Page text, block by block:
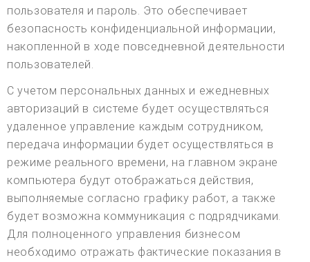
пользователя и пароль. Это обеспечивает
безопасность конфиденциальной информации,
накопленной в ходе повседневной деятельности
пользователей.
С учетом персональных данных и ежедневных
авторизаций в системе будет осуществляться
удаленное управление каждым сотрудником,
передача информации будет осуществляться в
режиме реального времени, на главном экране
компьютера будут отображаться действия,
выполняемые согласно графику работ, а также
будет возможна коммуникация с подрядчиками.
Для полноценного управления бизнесом
необходимо отражать фактические показания в